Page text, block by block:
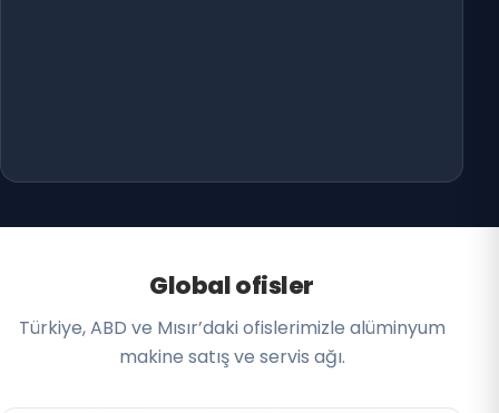
Global ofisler
Türkiye, ABD ve Mısır’daki ofislerimizle alüminyum
makine satış ve servis ağı.